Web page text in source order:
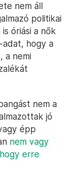
nem áll
politikai
óriási a nők
adat, hogy a
a nemi
nem a
jó
épp
nem vagy
erre